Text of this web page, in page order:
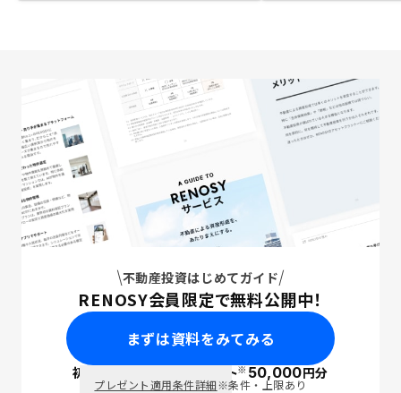
不動産投資はじめてガイド
RENOSY会員限定で無料公開中！
まずは資料をみてみる
初回面談で ポイント※50,000円分
プレゼント適用条件詳細※条件・上限あり